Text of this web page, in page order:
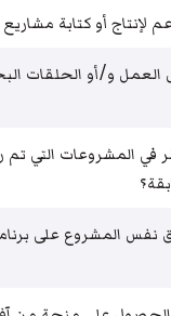
أو كتابة مشاريع
و/أو الحلقات
في المشروعات التي تم
نفس المشروع على